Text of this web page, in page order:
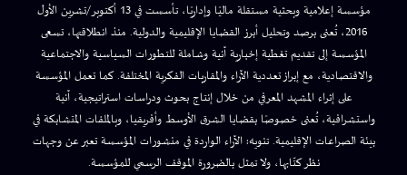
مؤسسة إعلامية وبحثية مستقلة ماليًا وإداريًا، تأسست في 13 أكتوبر/تشرين الأول
2016، تُعنى برصد وتحليل أبرز القضايا الإقليمية والدولية. منذ انطلاقتها، تسعى
المؤسسة إلى تقديم تغطية إخبارية آنية وشاملة للتطورات السياسية والاجتماعية
والاقتصادية، مع إبراز تعددية الآراء والمقاربات الفكرية المختلفة. كما تعمل المؤسسة
على إثراء المشهد المعرفي من خلال إنتاج بحوث ودراسات استراتيجية، آنية
واستشرافية، تُعنى خصوصًا بقضايا الشرق الأوسط وأفريقيا، وبالملفات المتشابكة في
بيئة الصراعات الإقليمية. تنويه: الآراء الواردة في منشورات المؤسسة تعبر عن وجهات
نظر كتّابها، ولا تمثل بالضرورة الموقف الرسمي للمؤسسة.